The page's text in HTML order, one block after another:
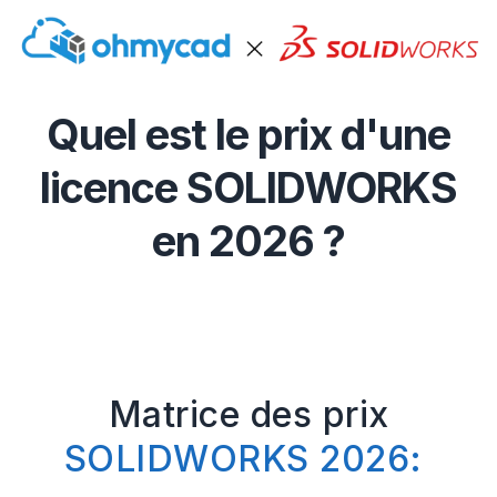
Quel est le prix d'une
licence SOLIDWORKS
en 2026 ?
Matrice des prix
SOLIDWORKS 2026: